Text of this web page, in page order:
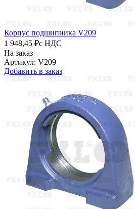
Корпус подшипника V209
1 948,45 ₽с НДС
На заказ
Артикул: V209
Добавить в заказ